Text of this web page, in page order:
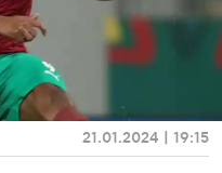
21.01.2024 | 19:15
Χαντμπολ